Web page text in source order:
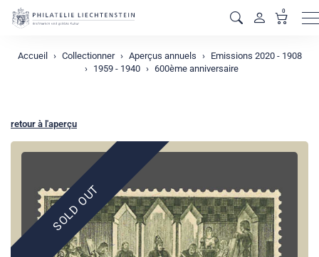
0
Accueil Collectionner Aperçus annuels
Emissions 2020 - 1908
1959 - 1940
600ème anniversaire
retour à l'aperçu
SOLD OUT